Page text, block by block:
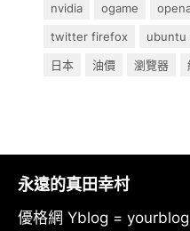
nvidia
ogame
twitter firefox
ubuntu
日本
油價 瀏覽器
永遠的真田幸村
優格網 Yblog =